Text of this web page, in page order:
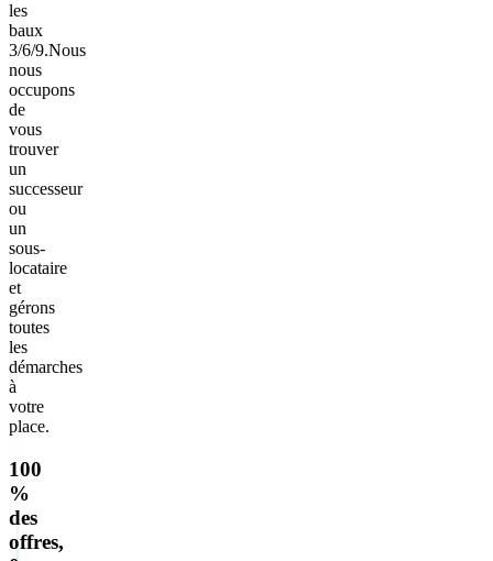
les
baux
3/6/9.Nous
nous
occupons
de
vous
trouver
un
successeur
ou
un
sous-
locataire
et
gérons
toutes
les
démarches
à
votre
place.
100
%
des
offres,